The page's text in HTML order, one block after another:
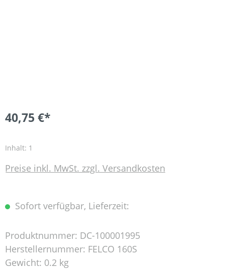
40,75 €*
Inhalt: 1
Preise inkl. MwSt. zzgl. Versandkosten
Sofort verfügbar, Lieferzeit:
Produktnummer: DC-100001995
Herstellernummer: FELCO 160S
Gewicht: 0.2 kg